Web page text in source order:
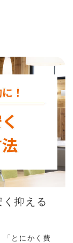
、気になる
をえな
抑える
「とにかく費